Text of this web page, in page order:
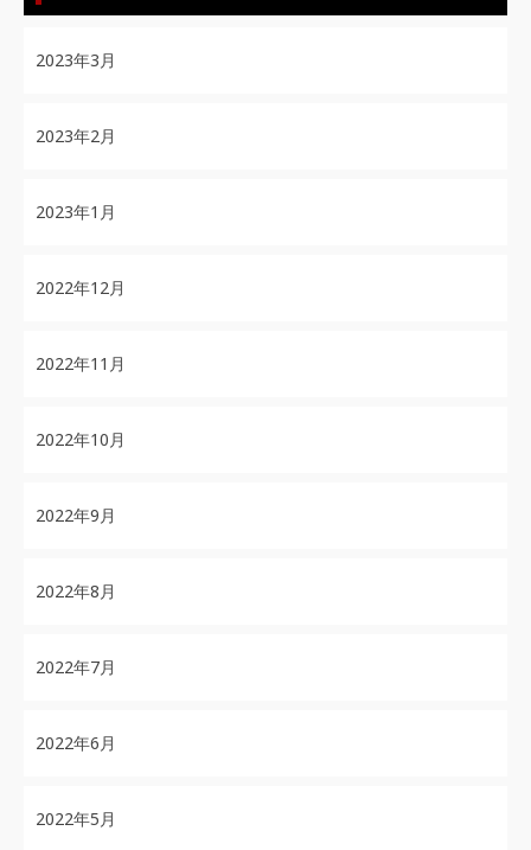
2023年3月
2023年2月
2023年1月
2022年12月
2022年11月
2022年10月
2022年9月
2022年8月
2022年7月
2022年6月
2022年5月